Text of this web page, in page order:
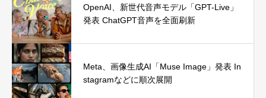
OpenAI、新世代音声モデル「GPT-Live」
発表 ChatGPT音声を全面刷新
Meta、画像生成AI「Muse Image」発表 In
stagramなどに順次展開